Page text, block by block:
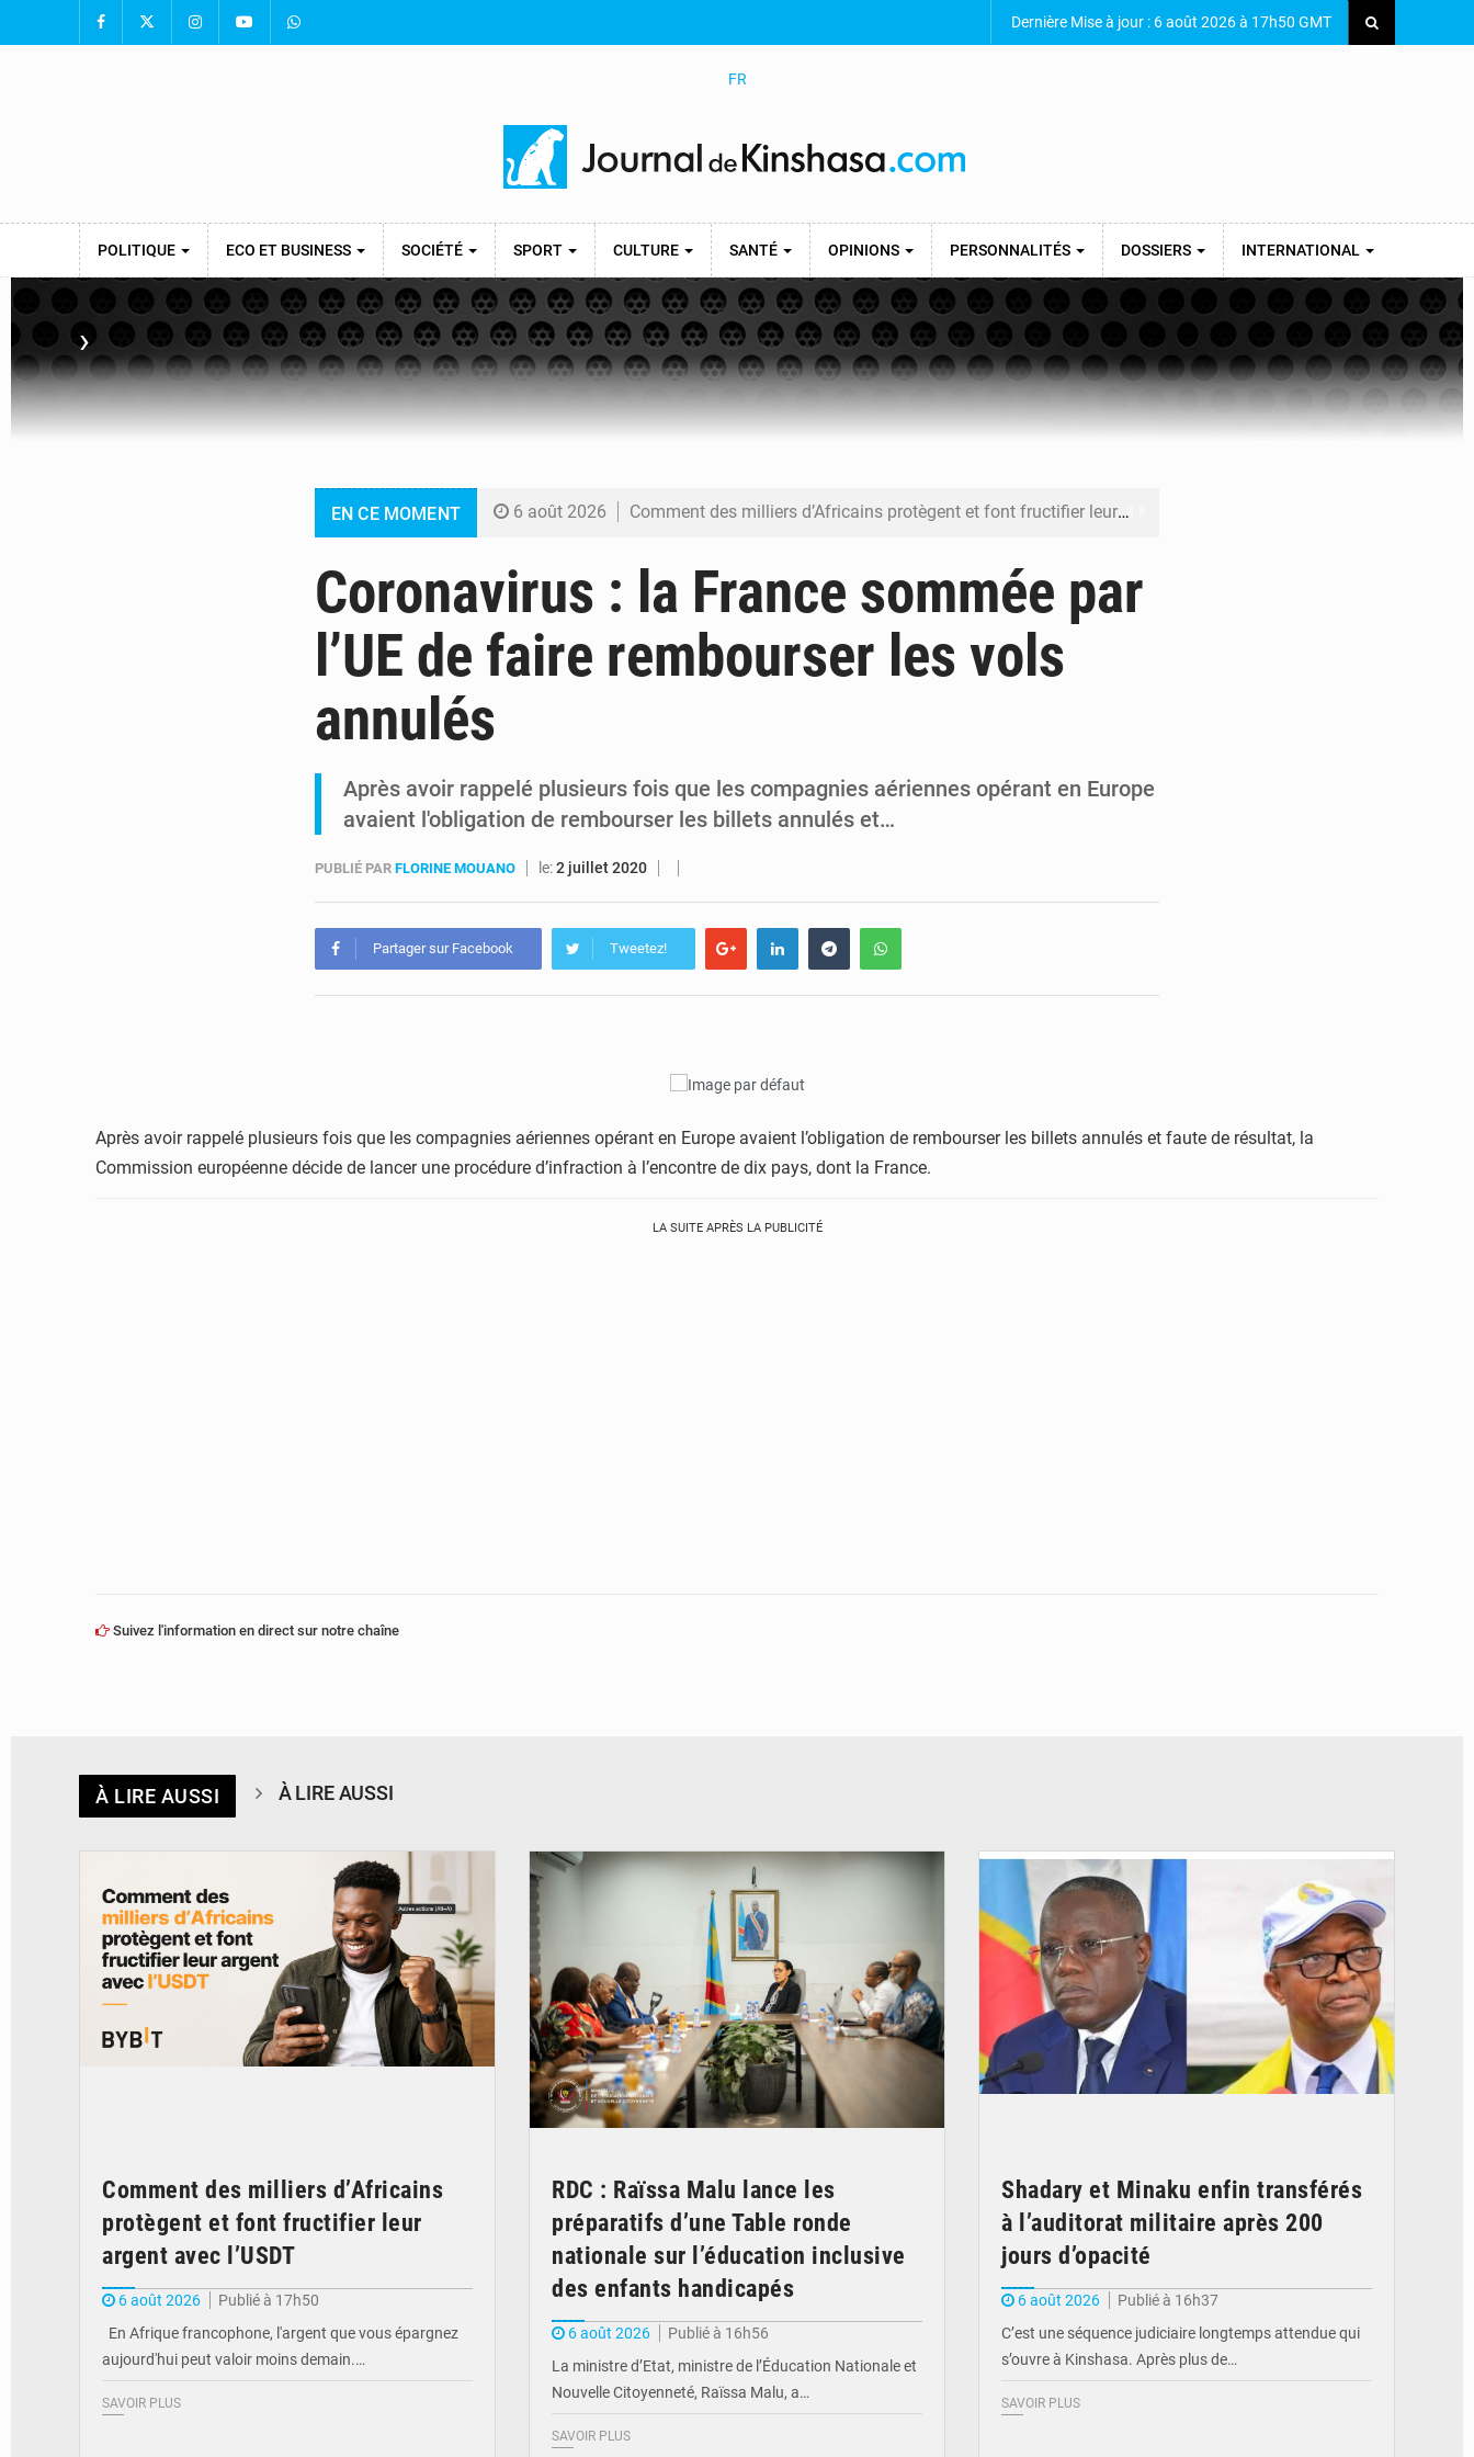
Dernière Mise à jour : 6 août 2026 à 17h50 GMT
FR
POLITIQUE ECO ET BUSINESS SOCIÉTÉ SPORT CULTURE SANTÉ OPINIONS PERSONNALITÉS DOSSIERS INTERNATIONAL
›
EN CE MOMENT 6 août 2026 Comment des milliers d’Africains protègent et font fructifier leur argent avec l’USDT
6 août 2026 Shadary et Minaku enfin transférés à l’auditorat militaire après 200 jours d’opacité
6 août 2026 Kinshasa : Le Gouvernement provincial annonce la construction imminente du boulevard Étienne Tshisekedi
Coronavirus : la France sommée par
l’UE de faire rembourser les vols
annulés
Après avoir rappelé plusieurs fois que les compagnies aériennes opérant en Europe
avaient l'obligation de rembourser les billets annulés et…
PUBLIÉ PAR FLORINE MOUANO le:2 juillet 2020
Partager sur Facebook Tweetez!
Après avoir rappelé plusieurs fois que les compagnies aériennes opérant en Europe avaient l’obligation de rembourser les billets annulés et faute de résultat, la
Commission européenne décide de lancer une procédure d’infraction à l’encontre de dix pays, dont la France.
LA SUITE APRÈS LA PUBLICITÉ
Suivez l'information en direct sur notre chaîne
À LIRE AUSSI À LIRE AUSSI
Comment des milliers d’Africains
protègent et font fructifier leur
argent avec l’USDT
6 août 2026
Publié à 17h50
En Afrique francophone, l'argent que vous épargnez
aujourd'hui peut valoir moins demain.…
SAVOIR PLUS
RDC : Raïssa Malu lance les
préparatifs d’une Table ronde
nationale sur l’éducation inclusive
des enfants handicapés
6 août 2026
Publié à 16h56
La ministre d’Etat, ministre de l’Éducation Nationale et
Nouvelle Citoyenneté, Raïssa Malu, a…
SAVOIR PLUS
Shadary et Minaku enfin transférés
à l’auditorat militaire après 200
jours d’opacité
6 août 2026
Publié à 16h37
C’est une séquence judiciaire longtemps attendue qui
s’ouvre à Kinshasa. Après plus de…
SAVOIR PLUS